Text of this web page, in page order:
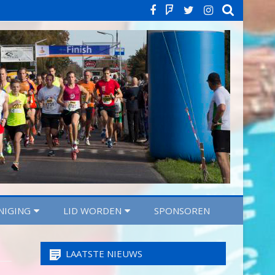
Facebook
StravaTwitter
LID WORDEN SPONSOREN
LAATSTE NIEUWS